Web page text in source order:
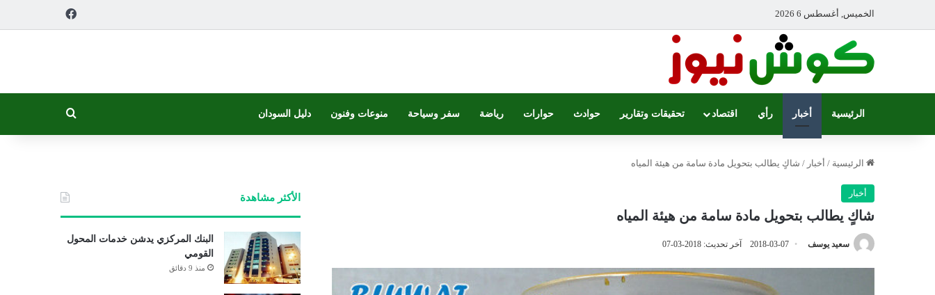
الخميس, أغسطس 6 2026
الرئيسية أخبار رأي اقتصاد تحقيقات وتقارير حوادث حوارات رياضة سفر وسياحة منوعات وفنون دليل السودان
الرئيسية / أخبار / شاكٍ يطالب بتحويل مادة سامة من هيئة المياه
أخبار
شاكٍ يطالب بتحويل مادة سامة من هيئة المياه
سعيد يوسف 2018-03-07 آخر تحديث: 2018-03-07
الأكثر مشاهدة
البنك المركزي يدشن خدمات المحول
القومي
منذ 9 دقائق